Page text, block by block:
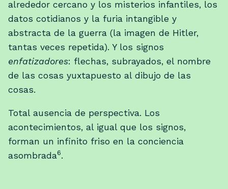
alrededor cercano y los misterios infantiles, los
datos cotidianos y la furia intangible y
abstracta de la guerra (la imagen de Hitler,
tantas veces repetida). Y los signos
enfatizadores: flechas, subrayados, el nombre
de las cosas yuxtapuesto al dibujo de las
cosas.
Total ausencia de perspectiva. Los
acontecimientos, al igual que los signos,
forman un infinito friso en la conciencia
asombrada6.